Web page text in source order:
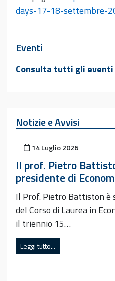
days-17-18-settembre-
Eventi
Consulta tutti gli eventi
Notizie e Avvisi
Pubblicato il
14 Luglio 2026
Il prof. Pietro
presidente di
Il Prof. Pietro Battiston
del Corso di Laurea in
il triennio 15…
Leggi tutto...